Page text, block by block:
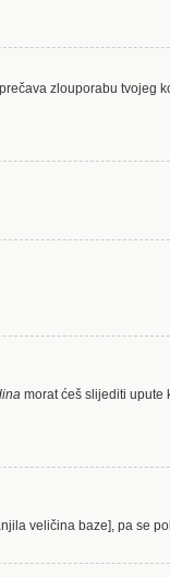
zlouporabu tvojeg
morat ćeš slijediti upute
veličina baze], pa se